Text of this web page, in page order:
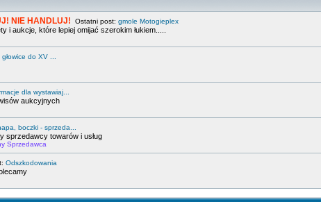
NIE HANDLUJ! Ostatni post: gmole Motogieplex
i aukcje, które lepiej omijać szerokim łukiem.....
do XV ...
dla wystawiaj...
aukcyjnych
boczki - sprzeda...
sprzedawcy towarów i usług
Sprzedawca
Odszkodowania